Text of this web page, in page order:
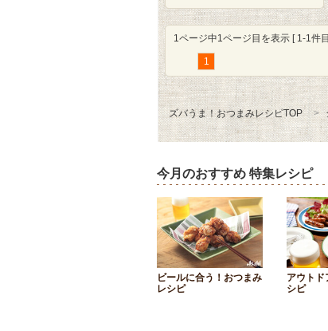
1ページ中1ページ目を表示 [ 1-1件
1
ズバうま！おつまみレシピTOP
今月のおすすめ 特集レシピ
ビールに合う！おつまみ
レシピ
アウトド
シピ